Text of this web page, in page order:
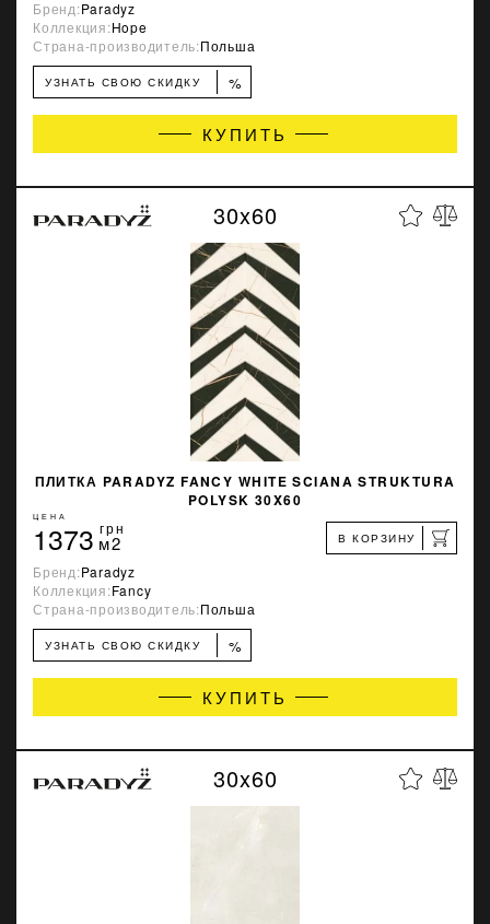
Бренд:Paradyz
Коллекция:Hope
Страна-производитель:Польша
УЗНАТЬ СВОЮ СКИДКУ %
КУПИТЬ
30x60
ПЛИТКА PARADYZ FANCY WHITE SCIANA STRUKTURA
POLYSK 30X60
ЦЕНА
1373 грн
м2 В КОРЗИНУ
Бренд:Paradyz
Коллекция:Fancy
Страна-производитель:Польша
УЗНАТЬ СВОЮ СКИДКУ %
КУПИТЬ
30x60